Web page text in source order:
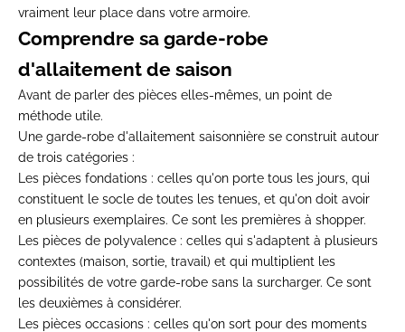
vraiment leur place dans votre armoire.
Comprendre sa garde-robe
d'allaitement de saison
Avant de parler des pièces elles-mêmes, un point de
méthode utile.
Une garde-robe d'allaitement saisonnière se construit autour
de trois catégories :
Les pièces fondations : celles qu'on porte tous les jours, qui
constituent le socle de toutes les tenues, et qu'on doit avoir
en plusieurs exemplaires. Ce sont les premières à shopper.
Les pièces de polyvalence : celles qui s'adaptent à plusieurs
contextes (maison, sortie, travail) et qui multiplient les
possibilités de votre garde-robe sans la surcharger. Ce sont
les deuxièmes à considérer.
Les pièces occasions : celles qu'on sort pour des moments